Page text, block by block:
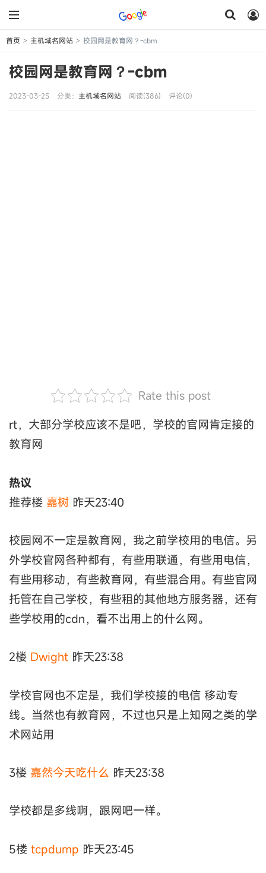
首页 > 主机域名网站 > 校园网是教育网？-cbm
校园网是教育网？-cbm
2023-03-25 分类： 主机域名网站 阅读(386) 评论(0)
Rate this post
rt，大部分学校应该不是吧，学校的官网肯定接的
教育网
热议
推荐楼 嘉树 昨天23:40
校园网不一定是教育网，我之前学校用的电信。另
外学校官网各种都有，有些用联通，有些用电信，
有些用移动，有些教育网，有些混合用。有些官网
托管在自己学校，有些租的其他地方服务器，还有
些学校用的cdn，看不出用上的什么网。
2楼 Dwight 昨天23:38
学校官网也不定是，我们学校接的电信 移动专
线。当然也有教育网，不过也只是上知网之类的学
术网站用
3楼 嘉然今天吃什么 昨天23:38
学校都是多线啊，跟网吧一样。
5楼 tcpdump 昨天23:45